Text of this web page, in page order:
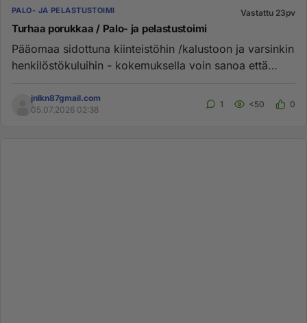
PALO- JA PELASTUSTOIMI Vastattu 23pv
Turhaa porukkaa / Palo- ja pelastustoimi
Pääomaa sidottuna kiinteistöhin /kalustoon ja varsinkin
henkilöstökuluihin - kokemuksella voin sanoa että
jnlkn87gmail.com
05.07.2026 02:38
1 <50 0